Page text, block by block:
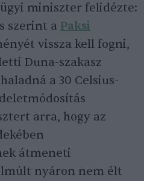
miniszter felidézte:
szerint a Paksi
vissza kell fogni,
Duna-szakasz
a 30 Celsius-
arra, hogy az
átmeneti
nyáron nem élt